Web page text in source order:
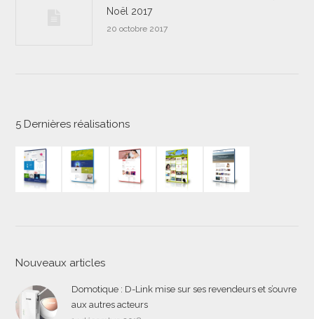
Noël 2017
20 octobre 2017
5 Dernières réalisations
Nouveaux articles
Domotique : D-Link mise sur ses revendeurs et s’ouvre
aux autres acteurs